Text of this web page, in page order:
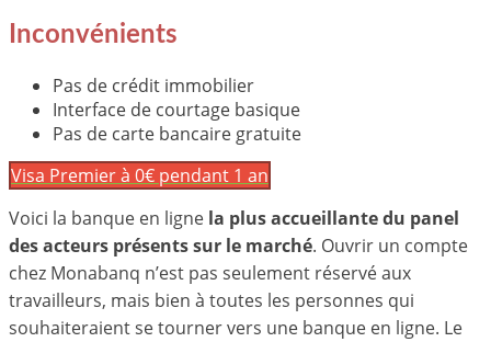
Inconvénients
Pas de crédit immobilier
Interface de courtage basique
Pas de carte bancaire gratuite
Visa Premier à 0€ pendant 1 an
Voici la banque en ligne la plus accueillante du panel
des acteurs présents sur le marché. Ouvrir un compte
chez Monabanq n’est pas seulement réservé aux
travailleurs, mais bien à toutes les personnes qui
souhaiteraient se tourner vers une banque en ligne. Le